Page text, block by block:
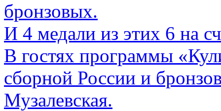
бронзовых.
И 4 медали из этих 6 на
В гостях программы
сборной России и
Музалевская.